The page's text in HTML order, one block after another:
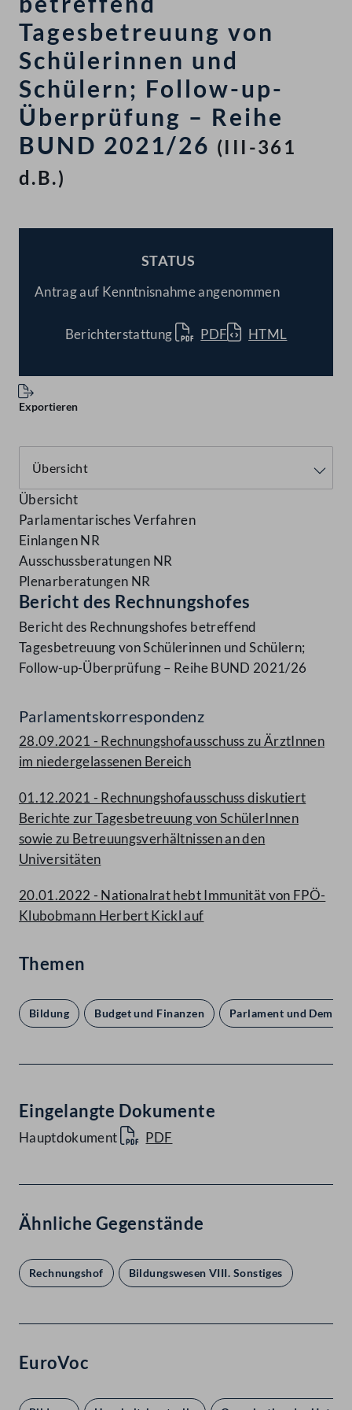
Tagesbetreuung von
Schülerinnen und
Schülern; Follow-up-
Überprüfung – Reihe
BUND 2021/26 (III-361
d.B.)
STATUS
Antrag auf Kenntnisnahme angenommen
Berichterstattung PDF HTML
Exportieren
Übersicht
Parlamentarisches Verfahren
Einlangen NR
Ausschussberatungen NR
Plenarberatungen NR
Bericht des Rechnungshofes
Bericht des Rechnungshofes betreffend
Tagesbetreuung von Schülerinnen und Schülern;
Follow-up-Überprüfung – Reihe BUND 2021/26
Parlamentskorrespondenz
28.09.2021 - Rechnungshofausschuss zu ÄrztInnen
im niedergelassenen Bereich
01.12.2021 - Rechnungshofausschuss diskutiert
Berichte zur Tagesbetreuung von SchülerInnen
sowie zu Betreuungsverhältnissen an den
Universitäten
20.01.2022 - Nationalrat hebt Immunität von FPÖ-
Klubobmann Herbert Kickl auf
Themen
Bildung Budget und Finanzen Parlament und
Eingelangte Dokumente
Hauptdokument PDF
Ähnliche Gegenstände
Rechnungshof Bildungswesen VIII. Sonstiges
EuroVoc